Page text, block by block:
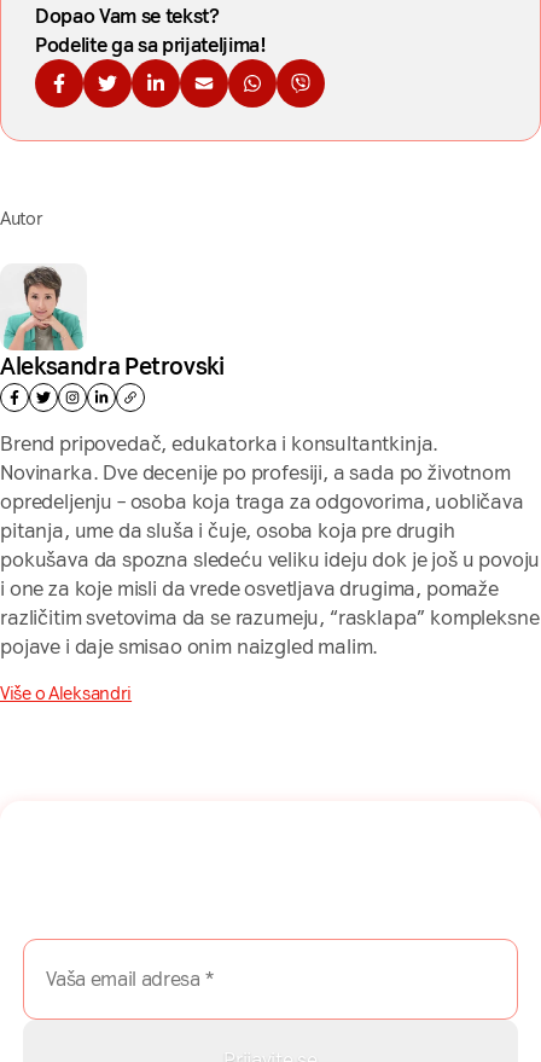
Dopao Vam se tekst?
Podelite ga sa prijateljima!
Podelite na Fejsbuku
Podelite na Tviteru
Podelite na Linkdinu
Podelite na imejl
Podelite na WhatsApp
Podelite na Viberu
Autor
Aleksandra Petrovski
Brend pripovedač, edukatorka i konsultantkinja.
Novinarka. Dve decenije po profesiji, a sada po životnom
opredeljenju – osoba koja traga za odgovorima, uobličava
pitanja, ume da sluša i čuje, osoba koja pre drugih
pokušava da spozna sledeću veliku ideju dok je još u povoju
i one za koje misli da vrede osvetljava drugima, pomaže
različitim svetovima da se razumeju, “rasklapa” kompleksne
pojave i daje smisao onim naizgled malim.
Više o Aleksandri